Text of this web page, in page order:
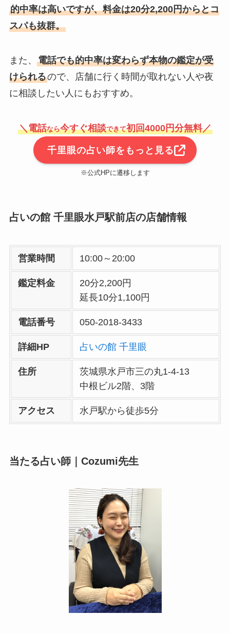
的中率は高いですが、料金は20分2,200円からとコ
スパも抜群。
また、 電話でも的中率は変わらず本物の鑑定が受
けられるので、店舗に行く時間が取れない人や夜
に相談したい人にもおすすめ。
＼電話なら今すぐ相談できて初回4000円分無料／
千里眼の占い師をもっと見る
※公式HPに遷移します
占いの館 千里眼水戸駅前店の店舗情報
営業時間 10:00～20:00
鑑定料金
20分2,200円
延長10分1,100円
電話番号 050-2018-3433
詳細HP 占いの館 千里眼
住所
茨城県水戸市三の丸1-4-13
中根ビル2階、3階
アクセス 水戸駅から徒歩5分
当たる占い師｜Cozumi先生